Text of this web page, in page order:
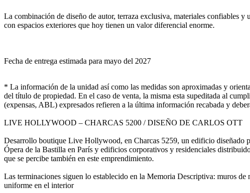
La combinación de diseño de autor, terraza exclusiva, materiales confiables
con espacios exteriores que hoy tienen un valor diferencial enorme.
Fecha de entrega estimada para mayo del 2027
* La información de la unidad así como las medidas son aproximadas y
del título de propiedad. En el caso de venta, la misma esta supeditada al
(expensas, ABL) expresados refieren a la última información recabada y
LIVE HOLLYWOOD – CHARCAS 5200 / DISEÑO DE CARLOS OTT
Desarrollo boutique Live Hollywood, en Charcas 5259, un edificio diseñado
Ópera de la Bastilla en París y edificios corporativos y residenciales
que se percibe también en este emprendimiento.
Las terminaciones siguen lo establecido en la Memoria Descriptiva: muros
uniforme en el interior